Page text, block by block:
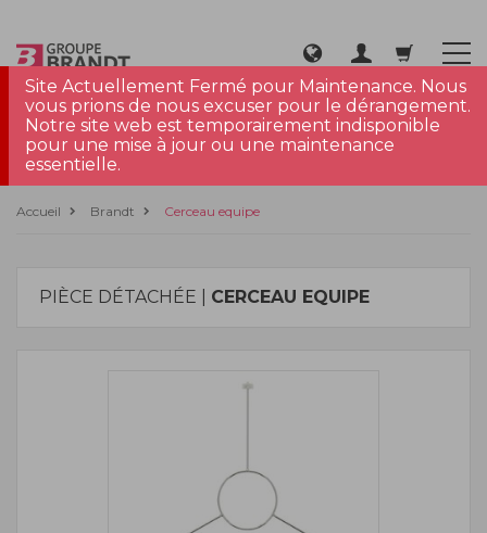
Site Actuellement Fermé pour Maintenance. Nous
vous prions de nous excuser pour le dérangement.
Notre site web est temporairement indisponible
pour une mise à jour ou une maintenance
essentielle.
Accueil Brandt Cerceau equipe
PIÈCE DÉTACHÉE | CERCEAU EQUIPE